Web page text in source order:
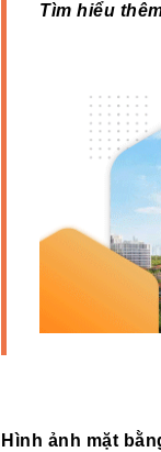
Tìm hiểu
Hình ảnh mặt